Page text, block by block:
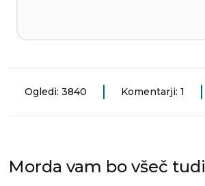
Ogledi: 3840 Komentarji: 1
Morda vam bo všeč tudi